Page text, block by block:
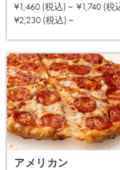
¥1,460 (税込) ~ ¥1,740 (税
¥2,230 (税込) ~
アメリカン